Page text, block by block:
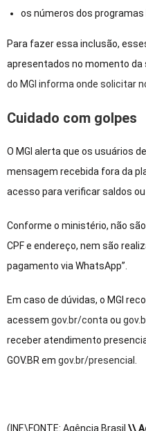
os números dos programas
Para fazer essa inclusão,
apresentados no momento da
do MGI informa onde solicitar
Cuidado com golpes
O MGI alerta que os usuários
mensagem recebida fora da
acesso para verificar saldos
Conforme o ministério, não
CPF e endereço, nem são
pagamento via WhatsApp”.
Em caso de dúvidas, o MGI
acessem gov.br/contaou
receber atendimento
GOV.BR em gov.br/presencial.
(INF.\FONTE: Agência Brasil \\